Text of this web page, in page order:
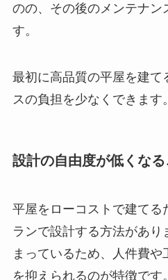
のの、その後のメンテナン
す。
最初に高品質の平屋を建て
スの負担を少なくできます。
設計の自由度が低くな
平屋をローコストで建てる
ランで設計する方法があ
まっているため、人件費や
を抑えられるのが特徴です。